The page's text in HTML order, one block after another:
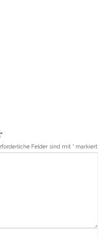
Felder sind mit * markiert